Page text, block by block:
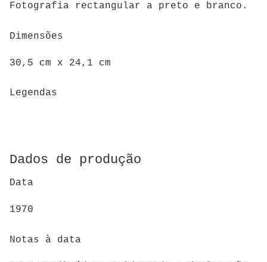
Fotografia rectangular a preto e branco.
Dimensões
30,5 cm x 24,1 cm
Legendas
Dados de produção
Data
1970
Notas à data